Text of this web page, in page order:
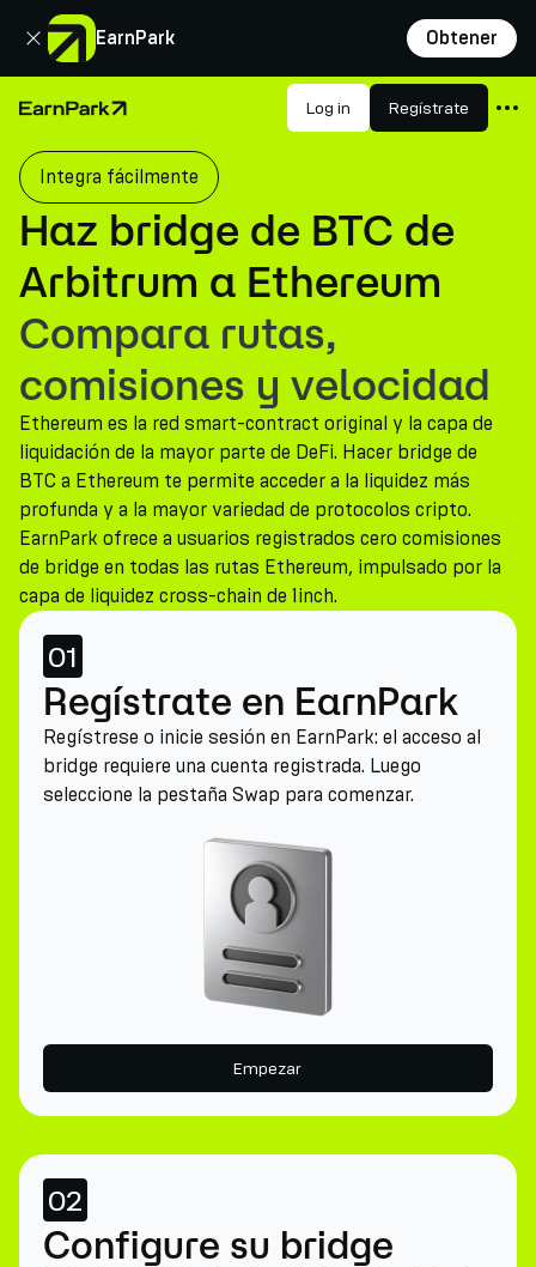
EarnPark Obtener
Cerrar
Página de inicio Log in Regístrate
Productos
Mercados
Calculadoras
PARK Token
Recursos
Compañía
Integra fácilmente
Haz bridge de BTC de
Arbitrum a Ethereum
Compara rutas,
comisiones y velocidad
Ethereum es la red smart-contract original y la capa de
liquidación de la mayor parte de DeFi. Hacer bridge de
BTC a Ethereum te permite acceder a la liquidez más
profunda y a la mayor variedad de protocolos cripto.
EarnPark ofrece a usuarios registrados cero comisiones
de bridge en todas las rutas Ethereum, impulsado por la
capa de liquidez cross-chain de 1inch.
01
Regístrate en EarnPark
Regístrese o inicie sesión en EarnPark: el acceso al
bridge requiere una cuenta registrada. Luego
seleccione la pestaña Swap para comenzar.
Empezar
02
Configure su bridge